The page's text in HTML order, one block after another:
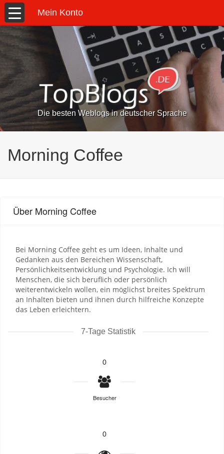
Mein Konto
Die besten Weblogs in deutscher Sprache
Morning Coffee
Über Morning Coffee
Bei Morning Coffee geht es um Ideen, Inhalte und
Gedanken aus den Bereichen Wissenschaft,
Persönlichkeitsentwicklung und Psychologie. Ich will
Menschen, die sich beruflich oder persönlich
weiterentwickeln wollen, ein möglichst breites Spektrum
an Inhalten bieten und ihnen durch hilfreiche Konzepte
das Leben erleichtern.
7-Tage Statistik
0
Besucher
0